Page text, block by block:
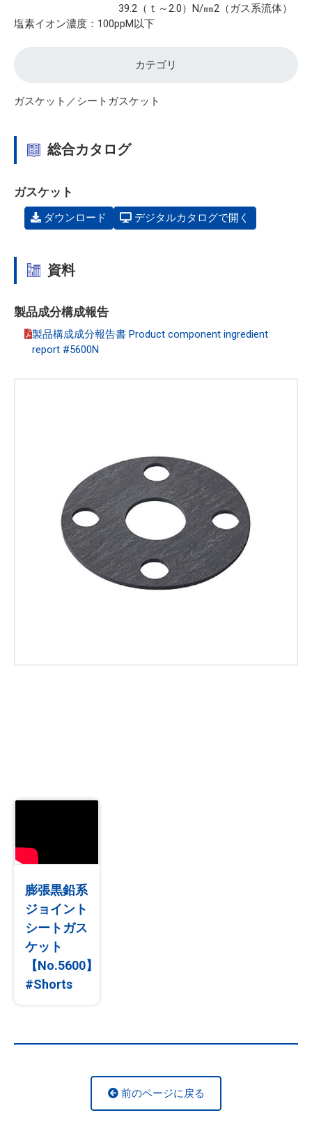
39.2（ｔ～2.0）N/㎜2（ガス系流体）
塩素イオン濃度：100ppM以下
カテゴリ
ガスケット／シートガスケット
総合カタログ
ガスケット
ダウンロード デジタルカタログで開く
資料
製品成分構成報告
製品構成成分報告書 Product component ingredient
report #5600N
膨張黒鉛系
ジョイント
シートガス
ケット
【No.5600】
#Shorts
前のページに戻る